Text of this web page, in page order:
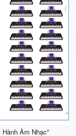
Âm Nhạc"